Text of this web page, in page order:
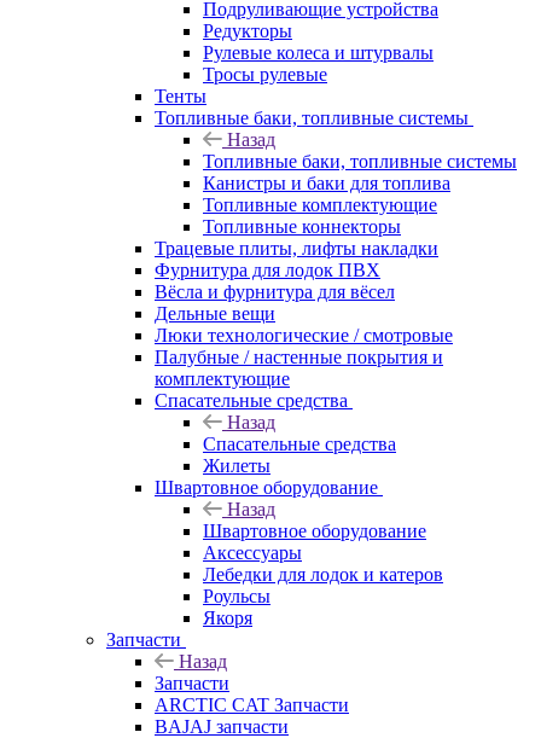
Подруливающие устройства
Редукторы
Рулевые колеса и штурвалы
Тросы рулевые
Тенты
Топливные баки, топливные системы
Назад
Топливные баки, топливные системы
Канистры и баки для топлива
Топливные комплектующие
Топливные коннекторы
Трацевые плиты, лифты накладки
Фурнитура для лодок ПВХ
Вёсла и фурнитура для вёсел
Дельные вещи
Люки технологические / смотровые
Палубные / настенные покрытия и
комплектующие
Спасательные средства
Назад
Спасательные средства
Жилеты
Швартовное оборудование
Назад
Швартовное оборудование
Аксессуары
Лебедки для лодок и катеров
Роульсы
Якоря
Запчасти
Назад
Запчасти
ARCTIC CAT Запчасти
BAJAJ запчасти